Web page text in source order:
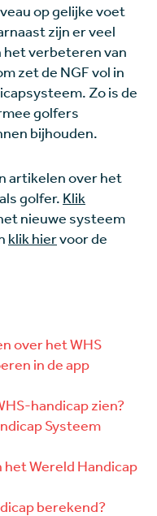
op gelijke voet
zijn er veel
het verbeteren van
zet de NGF vol in
Zo is de
golfers
bijhouden.
artikelen over het
golfer. Klik
nieuwe systeem
klik hiervoor de
over het WHS
in de app
handicap zien?
Systeem
het Wereld Handicap
berekend?